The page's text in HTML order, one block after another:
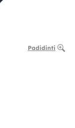
Padidinti